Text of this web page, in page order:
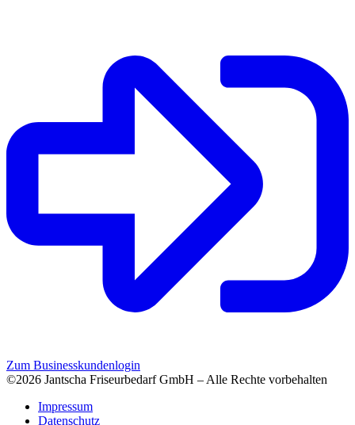
Zum Businesskundenlogin
©2026 Jantscha Friseurbedarf GmbH – Alle Rechte vorbehalten
Impressum
Datenschutz